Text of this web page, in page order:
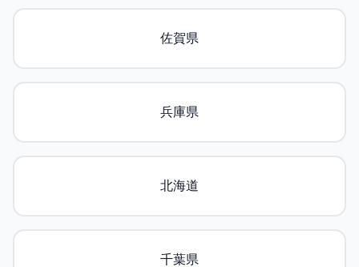
佐賀県
兵庫県
北海道
千葉県